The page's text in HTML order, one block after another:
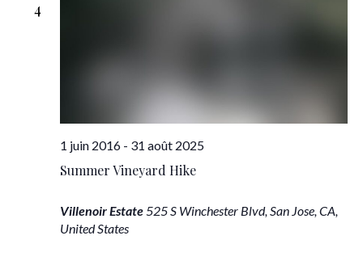
4
Summer Vineyard Hike
1 juin 2016- 31 août 2025
Villenoir Estate525 S Winchester Blvd, San Jose, CA,
United States